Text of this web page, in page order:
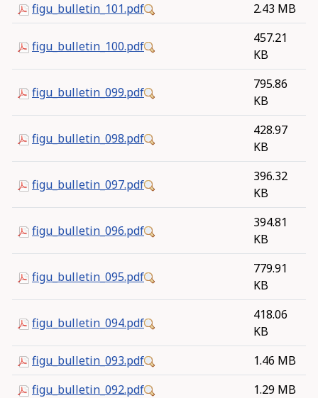
figu_bulletin_101.pdf
2.43 MB
figu_bulletin_100.pdf
457.21
KB
figu_bulletin_099.pdf
795.86
KB
figu_bulletin_098.pdf
428.97
KB
figu_bulletin_097.pdf
396.32
KB
figu_bulletin_096.pdf
394.81
KB
figu_bulletin_095.pdf
779.91
KB
figu_bulletin_094.pdf
418.06
KB
figu_bulletin_093.pdf
1.46 MB
figu_bulletin_092.pdf
1.29 MB